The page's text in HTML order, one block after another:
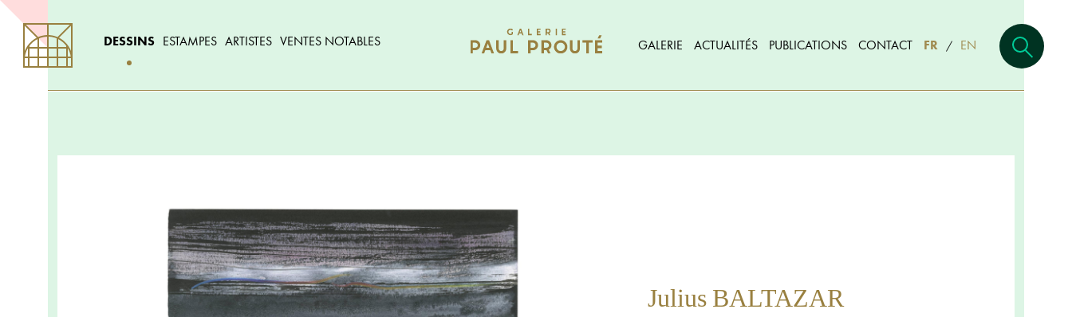
DESSINS ESTAMPES ARTISTES VENTES NOTABLES GALERIE ACTUALITÉS PUBLICATIONS CONTACT FR / EN
Julius BALTAZAR